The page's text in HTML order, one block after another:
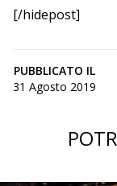
[/hidepost]
PUBBLICATO IL
31 Agosto 2019